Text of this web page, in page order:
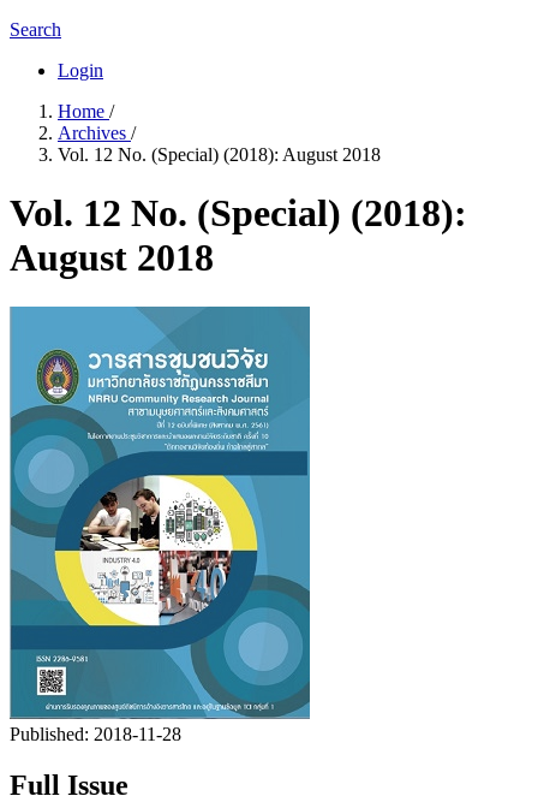
Search
Login
Home /
Archives /
Vol. 12 No. (Special) (2018): August 2018
Vol. 12 No. (Special) (2018):
August 2018
Published: 2018-11-28
Full Issue